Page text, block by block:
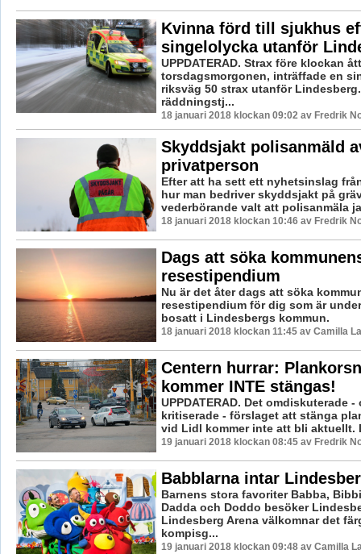
Kvinna förd till sjukhus
singelolycka utanför
UPPDATERAD. Strax före klockan
torsdagsmorgonen, inträffade en
riksväg 50 strax utanför
räddningstj...
18 januari 2018 klockan 09:02 av Fredrik
Skyddsjakt polisanmäld
privatperson
Efter att ha sett ett nyhetsinslag
hur man bedriver skyddsjakt på
vederbörande valt att polisanmäla
18 januari 2018 klockan 10:46 av Fredrik
Dags att söka
resestipendium
Nu är det åter dags att söka
resestipendium för dig som är
bosatt i Lindesbergs kommun.
18 januari 2018 klockan 11:45 av Camilla
Centern hurrar:
kommer INTE stängas!
UPPDATERAD. Det omdiskuterade
kritiserade - förslaget att stänga
vid Lidl kommer inte att bli aktuellt.
19 januari 2018 klockan 08:45 av Fredrik
Babblarna intar
Barnens stora favoriter Babba,
Dadda och Doddo besöker
Lindesberg Arena välkomnar det
kompisg...
19 januari 2018 klockan 09:48 av Camilla